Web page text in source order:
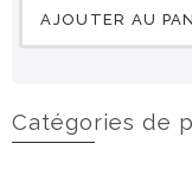
AJOUTER AU
Catégories de